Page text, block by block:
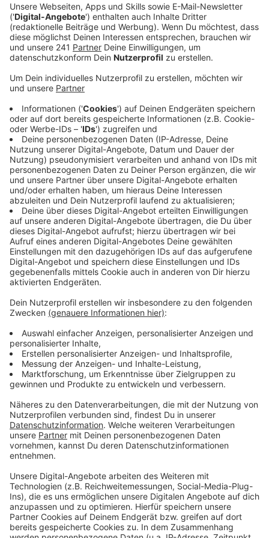
Ein Promi, keine Fragen und fünf
Gegenstände
Anzeige
Wenn ein Popstar, Comedian, Schauspieler oder
Politiker bei uns zu Besuch ist, stellt er sich auch dem
besonderen Video-Interview „Fünf für". Dabei wird
keine einzige Frage gestellt, sondern dem Gast
einfach fünf Dinge in die Hand gedrückt, zu denen er
das erzählt, was ihm als Erstes einfällt. Keine
Standardantworten, keine Promotionaussagen -
sondern ganz persönliche Geschichten - das ist „Fünf
für"!
Anzeige
Wir benötigen Ihre
Zustimmung, um den YouTube
Video-Service zu laden!
Wir verwenden einen Service eines
Drittanbieters, um Videoinhalte
einzubetten. Dieser Service kann
sammeln. Bitte lesen Sie die
Details durch und stimmen Sie der
Nutzung des Service zu, um dieses
Mehr Informationen
Akzeptieren
powered byUsercentrics Consent
Fünf für Cascada (Natalie Horler)
Anzeige